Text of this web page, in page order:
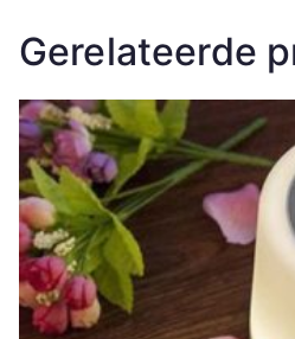
Gerelateerde